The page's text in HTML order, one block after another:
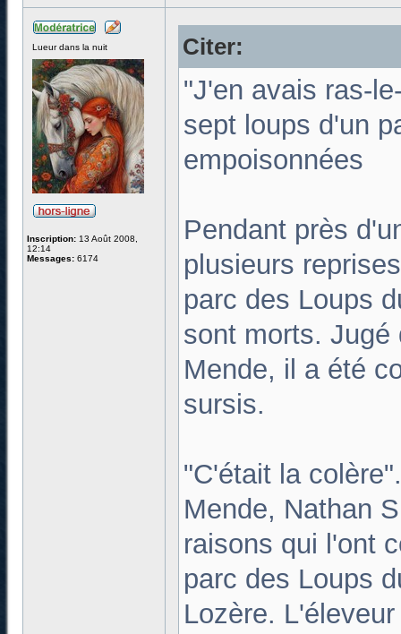
Lueur dans la nuit
Inscription: 13 Août 2008,
12:14
Messages: 6174
Citer:
"J'en avais ras-
sept loups d'un
empoisonnées
Pendant près
plusieurs
parc des Loups
sont morts. Jugé
Mende, il a été
sursis.
"C'était la
Mende, Nathan
raisons qui l'ont
parc des Loups
Lozère.